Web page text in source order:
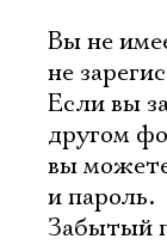
Вы не
не
Если вы
другом
вы
и пароль.
Забытый